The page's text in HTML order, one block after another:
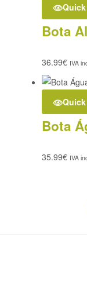
Bota
36.99€ IVA
Bota
35.99€ IVA